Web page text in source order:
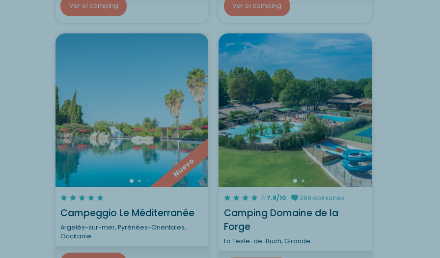
Ver el camping Ver el camping
Nuevo
Campeggio Le Méditerranée
Argelès-sur-mer, Pyrénées-Orientales,
Occitanie
7.8/10 266 opiniones
Camping Domaine de la
Forge
La Teste-de-Buch, Gironde